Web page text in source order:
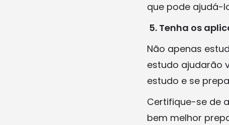
que pode ajudá-
5. Tenha os
Não apenas
estudo ajudarão
estudo e se
Certifique-se de
bem melhor